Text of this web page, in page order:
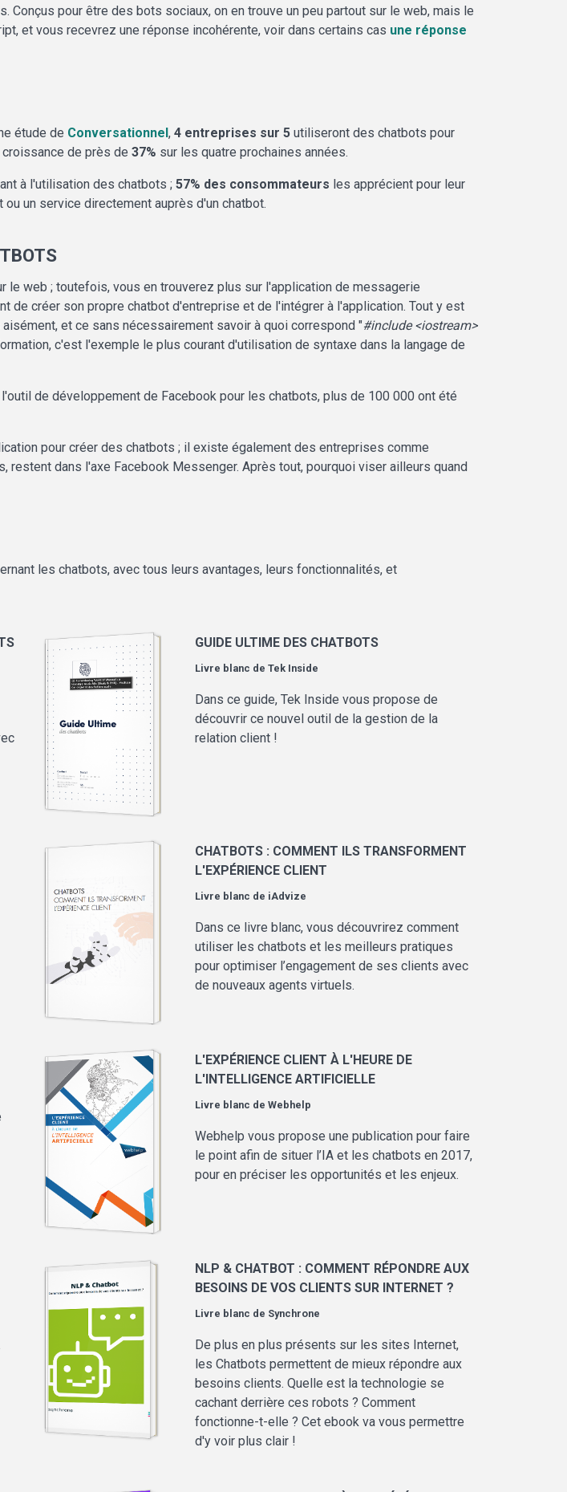
pour être des bots sociaux, on en trouve un peu partout sur le web, mais le
et vous recevrez une réponse incohérente, voir dans certains cas une réponse
étude de Conversationnel, 4 entreprises sur 5 utiliseront des chatbots pour
de près de 37% sur les quatre prochaines années.
à l'utilisation des chatbots ; 57% des consommateurs les apprécient pour leur
un service directement auprès d'un chatbot.
le web ; toutefois, vous en trouverez plus sur l'application de messagerie
de créer son propre chatbot d'entreprise et de l'intégrer à l'application. Tout y est
et ce sans nécessairement savoir à quoi correspond "#include <iostream>
c'est l'exemple le plus courant d'utilisation de syntaxe dans la langage de
de développement de Facebook pour les chatbots, plus de 100 000 ont été
pour créer des chatbots ; il existe également des entreprises comme
restent dans l'axe Facebook Messenger. Après tout, pourquoi viser ailleurs quand
les chatbots, avec tous leurs avantages, leurs fonctionnalités, et
GUIDE ULTIME DES CHATBOTS
Livre blanc de Tek Inside
Dans ce guide, Tek Inside vous propose de
découvrir ce nouvel outil de la gestion de la
relation client !
CHATBOTS : COMMENT ILS TRANSFORMENT
L'EXPÉRIENCE CLIENT
Livre blanc de iAdvize
Dans ce livre blanc, vous découvrirez comment
utiliser les chatbots et les meilleurs pratiques
pour optimiser l’engagement de ses clients avec
de nouveaux agents virtuels.
L'EXPÉRIENCE CLIENT À L'HEURE DE
L'INTELLIGENCE ARTIFICIELLE
Livre blanc de Webhelp
Webhelp vous propose une publication pour faire
le point afin de situer l’IA et les chatbots en 2017,
pour en préciser les opportunités et les enjeux.
NLP & CHATBOT : COMMENT RÉPONDRE AUX
BESOINS DE VOS CLIENTS SUR INTERNET ?
Livre blanc de Synchrone
De plus en plus présents sur les sites Internet,
les Chatbots permettent de mieux répondre aux
besoins clients. Quelle est la technologie se
cachant derrière ces robots ? Comment
fonctionne-t-elle ? Cet ebook va vous permettre
d'y voir plus clair !